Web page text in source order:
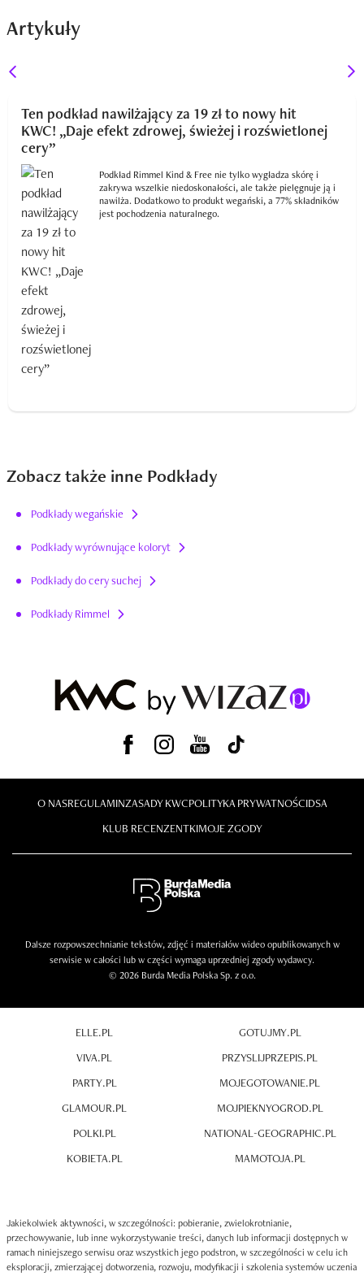
Artykuły
Ten podkład nawilżający za 19 zł to nowy hit
KWC! „Daje efekt zdrowej, świeżej i rozświetlonej
cery”
Podkład Rimmel Kind & Free nie tylko wygładza skórę i
zakrywa wszelkie niedoskonałości, ale także pielęgnuje ją i
nawilża. Dodatkowo to produkt wegański, a 77% składników
jest pochodzenia naturalnego.
Zobacz także inne Podkłady
Podkłady wegańskie
Podkłady wyrównujące koloryt
Podkłady do cery suchej
Podkłady Rimmel
O NASREGULAMINZASADY KWCPOLITYKA PRYWATNOŚCIDSA
KLUB RECENZENTKIMOJE ZGODY
Dalsze rozpowszechnianie tekstów, zdjęć i materiałów wideo opublikowanych w
serwisie w całości lub w części wymaga uprzedniej zgody wydawcy.
© 2026 Burda Media Polska Sp. z o.o.
ELLE.PL
VIVA.PL
PARTY.PL
GLAMOUR.PL
POLKI.PL
KOBIETA.PL
GOTUJMY.PL
PRZYSLIJPRZEPIS.PL
MOJEGOTOWANIE.PL
MOJPIEKNYOGROD.PL
NATIONAL-GEOGRAPHIC.PL
MAMOTOJA.PL
Jakiekolwiek aktywności, w szczególności: pobieranie, zwielokrotnianie,
przechowywanie, lub inne wykorzystywanie treści, danych lub informacji dostępnych w
ramach niniejszego serwisu oraz wszystkich jego podstron, w szczególności w celu ich
eksploracji, zmierzającej dotworzenia, rozwoju, modyfikacji i szkolenia systemów uczenia